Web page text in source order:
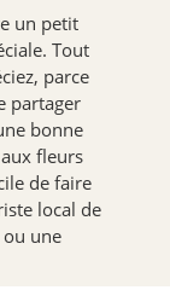
un petit
Tout
parce
partager
bonne
fleurs
de faire
local de
une